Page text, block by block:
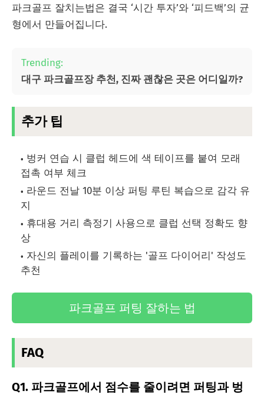
파크골프 잘치는법은 결국 ‘시간 투자’와 ‘피드백’의 균
형에서 만들어집니다.
Trending:
대구 파크골프장 추천, 진짜 괜찮은 곳은 어디일까?
추가 팁
벙커 연습 시 클럽 헤드에 색 테이프를 붙여 모래
접촉 여부 체크
라운드 전날 10분 이상 퍼팅 루틴 복습으로 감각 유
지
휴대용 거리 측정기 사용으로 클럽 선택 정확도 향
상
자신의 플레이를 기록하는 '골프 다이어리' 작성도
추천
파크골프 퍼팅 잘하는 법
FAQ
Q1. 파크골프에서 점수를 줄이려면 퍼팅과 벙